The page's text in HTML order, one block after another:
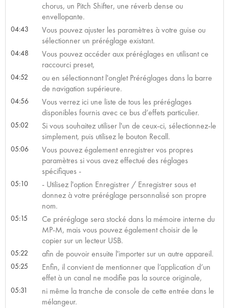
chorus, un Pitch Shifter, une réverb dense ou
envellopante.
04:43
Vous pouvez ajuster les paramètres à votre guise ou
sélectionner un préréglage existant.
04:48
Vous pouvez accéder aux préréglages en utilisant ce
raccourci preset,
04:52
ou en sélectionnant l'onglet Préréglages dans la barre
de navigation supérieure.
04:56
Vous verrez ici une liste de tous les préréglages
disponibles fournis avec ce bus d’effets particulier.
05:02
Si vous souhaitez utiliser l'un de ceux-ci, sélectionnez-le
simplement, puis utilisez le bouton Recall.
05:06
Vous pouvez également enregistrer vos propres
paramètres si vous avez effectué des réglages
spécifiques -
05:10
- Utilisez l'option Enregistrer / Enregistrer sous et
donnez à votre préréglage personnalisé son propre
nom.
05:15
Ce préréglage sera stocké dans la mémoire interne du
MP-M, mais vous pouvez également choisir de le
copier sur un lecteur USB.
05:22 afin de pouvoir ensuite l'importer sur un autre appareil.
05:25
Enfin, il convient de mentionner que l’application d’un
effet à un canal ne modifie pas la source originale,
05:31
ni même la tranche de console de cette entrée dans le
mélangeur.